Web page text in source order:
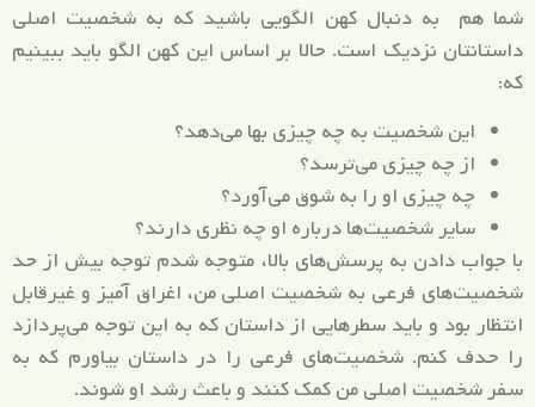
شما هم به دنبال کهن الگویی باشید که به شخصیت اصلی
داستانتان نزدیک است. حالا بر اساس این کهن الگو باید ببینیم
که:
این شخصیت به چه چیزی بها می‌دهد؟
از چه چیزی می‌ترسد؟
چه چیزی او را به شوق می‌آورد؟
سایر شخصیت‌ها درباره او چه نظری دارند؟
با جواب دادن به پرسش‌های بالا، متوجه شدم توجه بیش از حد
شخصیت‌های فرعی به شخصیت اصلی من، اغراق آمیز و غیرقابل
انتظار بود و باید سطرهایی از داستان که به این توجه می‌پردازد
را حدف کنم. شخصیت‌های فرعی را در داستان بیاورم که به
سفر شخصیت اصلی من کمک کنند و باعث رشد او شوند.